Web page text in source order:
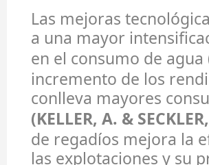
Las mejoras
a una mayor
en el consumo de agua
incremento de los
conlleva mayores
(KELLER, A. &
de regadíos mejora la
las explotaciones y su